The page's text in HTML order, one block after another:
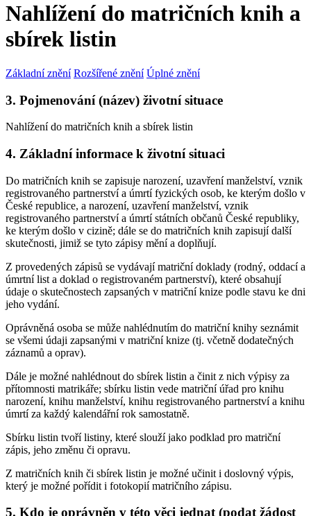
Nahlížení do matričních knih a
sbírek listin
Základní znění Rozšířené znění Úplné znění
3. Pojmenování (název) životní situace
Nahlížení do matričních knih a sbírek listin
4. Základní informace k životní situaci
Do matričních knih se zapisuje narození, uzavření manželství, vznik
registrovaného partnerství a úmrtí fyzických osob, ke kterým došlo v
České republice, a narození, uzavření manželství, vznik
registrovaného partnerství a úmrtí státních občanů České republiky,
ke kterým došlo v cizině; dále se do matričních knih zapisují další
skutečnosti, jimiž se tyto zápisy mění a doplňují.
Z provedených zápisů se vydávají matriční doklady (rodný, oddací a
úmrtní list a doklad o registrovaném partnerství), které obsahují
údaje o skutečnostech zapsaných v matriční knize podle stavu ke dni
jeho vydání.
Oprávněná osoba se může nahlédnutím do matriční knihy seznámit
se všemi údaji zapsanými v matriční knize (tj. včetně dodatečných
záznamů a oprav).
Dále je možné nahlédnout do sbírek listin a činit z nich výpisy za
přítomnosti matrikáře; sbírku listin vede matriční úřad pro knihu
narození, knihu manželství, knihu registrovaného partnerství a knihu
úmrtí za každý kalendářní rok samostatně.
Sbírku listin tvoří listiny, které slouží jako podklad pro matriční
zápis, jeho změnu či opravu.
Z matričních knih či sbírek listin je možné učinit i doslovný výpis,
který je možné pořídit i fotokopií matričního zápisu.
5. Kdo je oprávněn v této věci jednat (podat žádost